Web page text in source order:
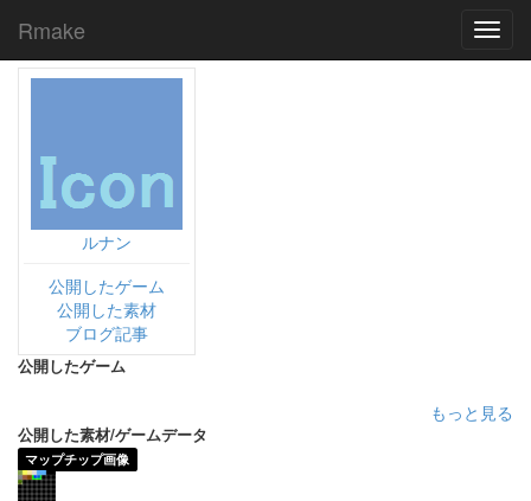
Rmake
ルナン
公開したゲーム
公開した素材
ブログ記事
公開したゲーム
もっと見る
公開した素材/ゲームデータ
マップチップ画像